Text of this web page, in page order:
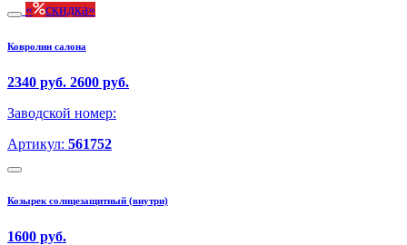
скидка
Ковролин салона
2340 руб. 2600 руб.
Заводской номер:
Артикул: 561752
Козырек солнцезащитный (внутри)
1600 руб.